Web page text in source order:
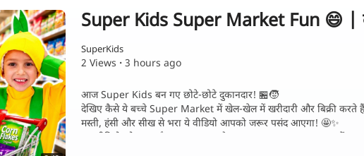
Super Kids Super Market Fun 😄 |
SuperKids
2 Views · 3 hours ago
⁣आज Super Kids बन गए छोटे-छोटे दुकानदार! 🏪🧒
देखिए कैसे ये बच्चे Super Market में खेल-खेल में खरीदारी और बिक्री करते
मस्ती, हंसी और सीख से भरा ये वीडियो आपको जरूर पसंद आएगा! 🤩✨